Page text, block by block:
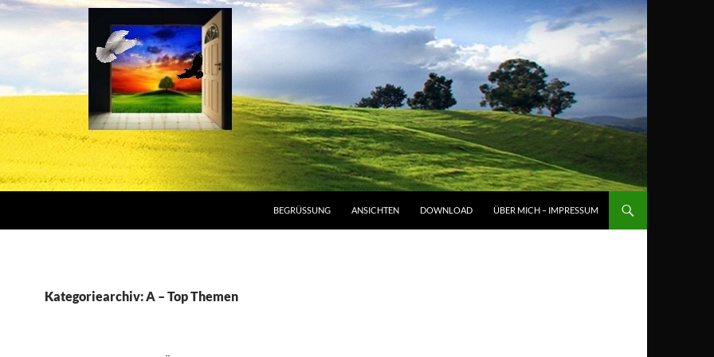
BEGRÜSSUNG ANSICHTEN DOWNLOAD ÜBER MICH – IMPRESSUM
Kategoriearchiv: A – Top Themen